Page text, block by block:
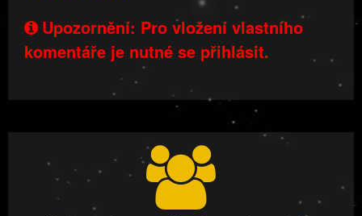
Upozornění: Pro vložení vlastního
komentáře je nutné se přihlásit.